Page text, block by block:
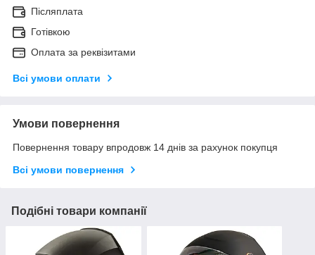
Післяплата
Готівкою
Оплата за реквізитами
Всі умови оплати
Умови повернення
Повернення товару впродовж 14 днів за рахунок покупця
Всі умови повернення
Подібні товари компанії